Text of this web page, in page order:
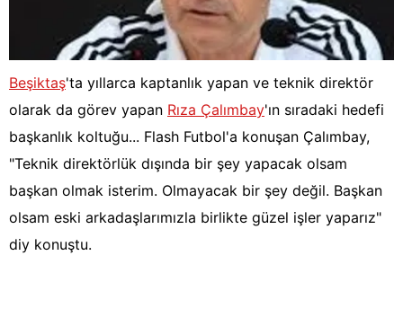
Beşiktaş'ta yıllarca kaptanlık yapan ve teknik direktör
olarak da görev yapan Rıza Çalımbay'ın sıradaki hedefi
başkanlık koltuğu... Flash Futbol'a konuşan Çalımbay,
"Teknik direktörlük dışında bir şey yapacak olsam
başkan olmak isterim. Olmayacak bir şey değil. Başkan
olsam eski arkadaşlarımızla birlikte güzel işler yaparız"
diy konuştu.